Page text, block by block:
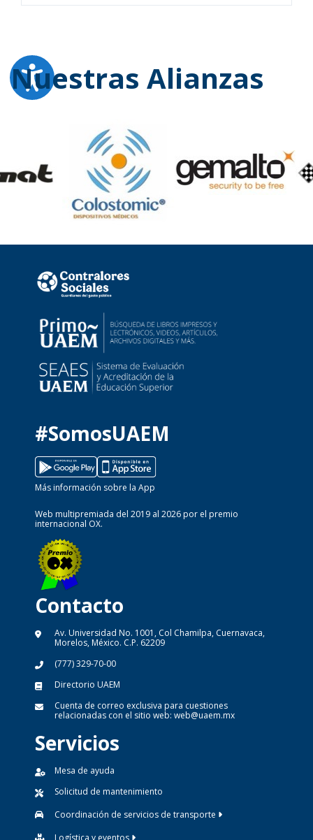
Nuestras Alianzas
#SomosUAEM
Más información sobre la App
Web multipremiada del 2019 al 2026 por el premio
internacional OX.
Contacto
Av. Universidad No. 1001, Col Chamilpa, Cuernavaca,
Morelos, México. C.P. 62209
(777) 329-70-00
Directorio UAEM
Cuenta de correo exclusiva para cuestiones
relacionadas con el sitio web: web@uaem.mx
Servicios
Mesa de ayuda
Solicitud de mantenimiento
Coordinación de servicios de transporte
Logística y eventos